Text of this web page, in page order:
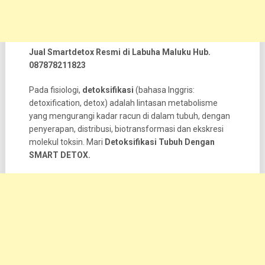
Jual Smartdetox Resmi di Labuha Maluku Hub.
087878211823
Pada fisiologi, detoksifikasi (bahasa Inggris:
detoxification, detox) adalah lintasan metabolisme
yang mengurangi kadar racun di dalam tubuh, dengan
penyerapan, distribusi, biotransformasi dan ekskresi
molekul toksin. Mari Detoksifikasi Tubuh Dengan
SMART DETOX.